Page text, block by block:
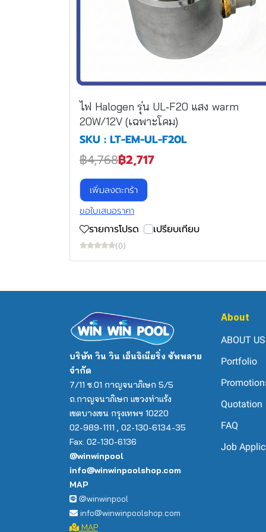
ไฟ Halogen รุ่น UL‐F20 แสง warm
20W/12V (เฉพาะโคม)
SKU : LT-EM-UL-F20L
฿4,768฿2,717
เพิ่มลงตะกร้า
ขอใบเสนอราคา
รายการโปรด เปรียบเทียบ
(0)
บริษัท วิน วิน เอ็นจิเนียริ่ง ซัพพลาย
จำกัด
7/11 ซ.01 กาญจนาภิเษก 5/5
ถ.กาญจนาภิเษก แขวงท่าแร้ง
เขตบางเขน กรุงเทพฯ 10220
02-989-1111 , 02-130-6134-35
Fax. 02-130-6136
@winwinpool
info@winwinpoolshop.com
MAP
@winwinpool
info@winwinpoolshop.com
MAP
About
ABOUT US
Portfolio
Quotation
FAQ
Job